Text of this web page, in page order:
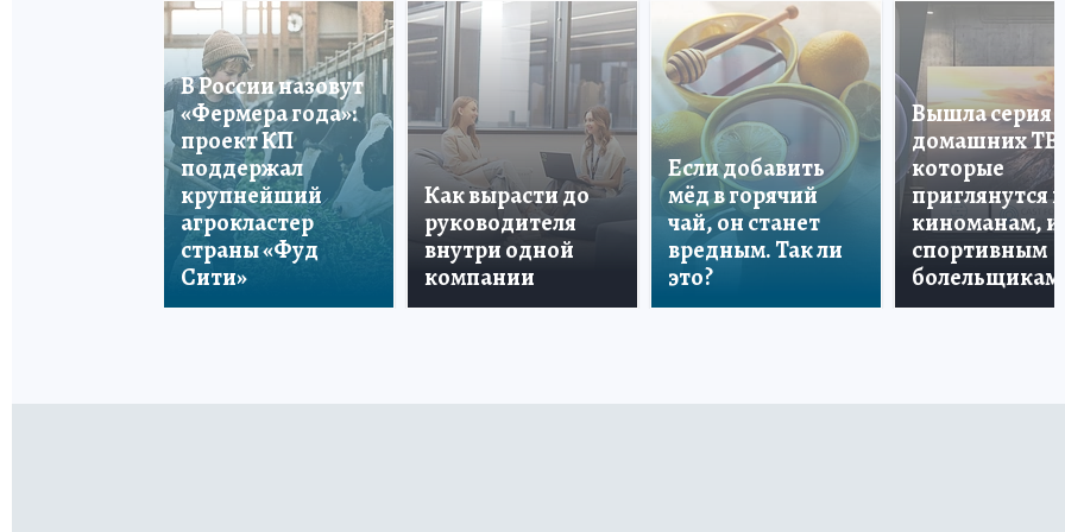
В России назовут
«Фермера года»:
проект КП
поддержал
крупнейший
агрокластер
страны «Фуд
Сити»
Как вырасти до
руководителя
внутри одной
компании
Если добавить
мёд в горячий
чай, он станет
вредным. Так ли
это?
Вышла серия
домашних ТВ,
которые
приглянутся и
киноманам, и
спортивным
болельщикам